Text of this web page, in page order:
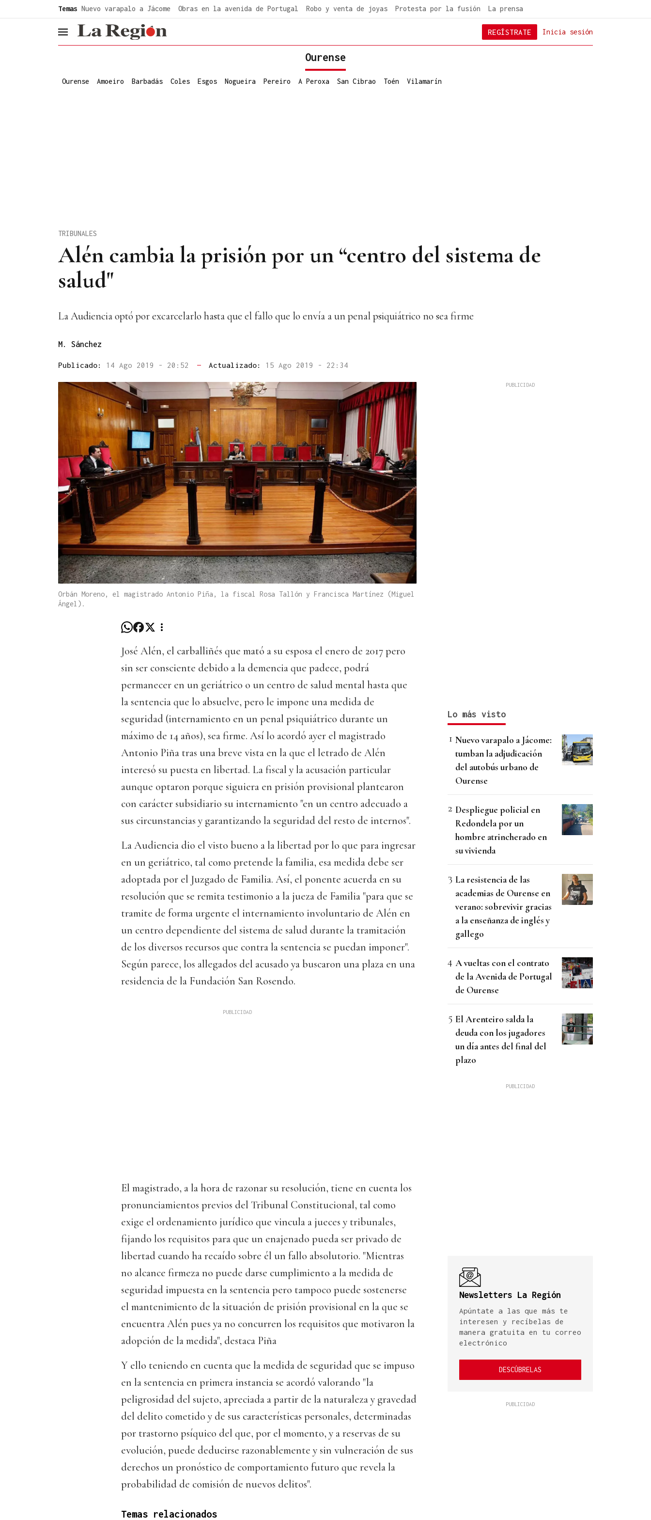
Temas Nuevo varapalo a Jácome Obras en la avenida de Portugal Robo y venta de joyas Protesta por la fusión La prensa
header.menu.open Inicia sesión
REGÍSTRATE
Ourense
Ourense Amoeiro Barbadás Coles Esgos Nogueira Pereiro A Peroxa San Cibrao Toén Vilamarín
Alén cambia la prisión por un “centro del sistema de
salud"
TRIBUNALES
La Audiencia optó por excarcelarlo hasta que el fallo que lo envía a un penal psiquiátrico no sea firme
M. Sánchez
Publicado: 14 Ago 2019 - 20:52 — Actualizado: 15 Ago 2019 - 22:34
Orbán Moreno, el magistrado Antonio Piña, la fiscal Rosa Tallón y Francisca Martínez (Miguel
Ángel).
José Alén, el carballiñés que mató a su esposa el enero de 2017 pero
sin ser consciente debido a la demencia que padece, podrá
permanecer en un geriátrico o un centro de salud mental hasta que
la sentencia que lo absuelve, pero le impone una medida de
seguridad (internamiento en un penal psiquiátrico durante un
máximo de 14 años), sea firme. Así lo acordó ayer el magistrado
Antonio Piña tras una breve vista en la que el letrado de Alén
interesó su puesta en libertad. La fiscal y la acusación particular
aunque optaron porque siguiera en prisión provisional plantearon
con carácter subsidiario su internamiento "en un centro adecuado a
sus circunstancias y garantizando la seguridad del resto de internos".
La Audiencia dio el visto bueno a la libertad por lo que para ingresar
en un geriátrico, tal como pretende la familia, esa medida debe ser
adoptada por el Juzgado de Familia. Así, el ponente acuerda en su
resolución que se remita testimonio a la jueza de Familia "para que se
tramite de forma urgente el internamiento involuntario de Alén en
un centro dependiente del sistema de salud durante la tramitación
de los diversos recursos que contra la sentencia se puedan imponer".
Según parece, los allegados del acusado ya buscaron una plaza en una
residencia de la Fundación San Rosendo.
El magistrado, a la hora de razonar su resolución, tiene en cuenta los
pronunciamientos previos del Tribunal Constitucional, tal como
exige el ordenamiento jurídico que vincula a jueces y tribunales,
fijando los requisitos para que un enajenado pueda ser privado de
libertad cuando ha recaído sobre él un fallo absolutorio. "Mientras
no alcance firmeza no puede darse cumplimiento a la medida de
seguridad impuesta en la sentencia pero tampoco puede sostenerse
el mantenimiento de la situación de prisión provisional en la que se
encuentra Alén pues ya no concurren los requisitos que motivaron la
adopción de la medida", destaca Piña
Y ello teniendo en cuenta que la medida de seguridad que se impuso
en la sentencia en primera instancia se acordó valorando "la
peligrosidad del sujeto, apreciada a partir de la naturaleza y gravedad
del delito cometido y de sus características personales, determinadas
por trastorno psíquico del que, por el momento, y a reservas de su
evolución, puede deducirse razonablemente y sin vulneración de sus
derechos un pronóstico de comportamiento futuro que revela la
probabilidad de comisión de nuevos delitos".
Temas relacionados
Lo más visto
Nuevo varapalo a Jácome:
tumban la adjudicación
del autobús urbano de
Ourense
Despliegue policial en
Redondela por un
hombre atrincherado en
su vivienda
La resistencia de las
academias de Ourense en
verano: sobrevivir gracias
a la enseñanza de inglés y
gallego
A vueltas con el contrato
de la Avenida de Portugal
de Ourense
El Arenteiro salda la
deuda con los jugadores
un día antes del final del
plazo
Newsletters La Región
Apúntate a las que más te
interesen y recíbelas de
manera gratuita en tu correo
electrónico
DESCÚBRELAS